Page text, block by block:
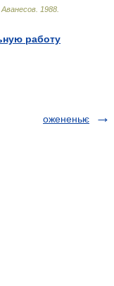
1988
работу
ожененьѥ